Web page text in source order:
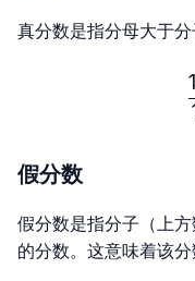
真分数是指分母大于分
假分数
假分数是指分子（上
的分数。这意味着该分